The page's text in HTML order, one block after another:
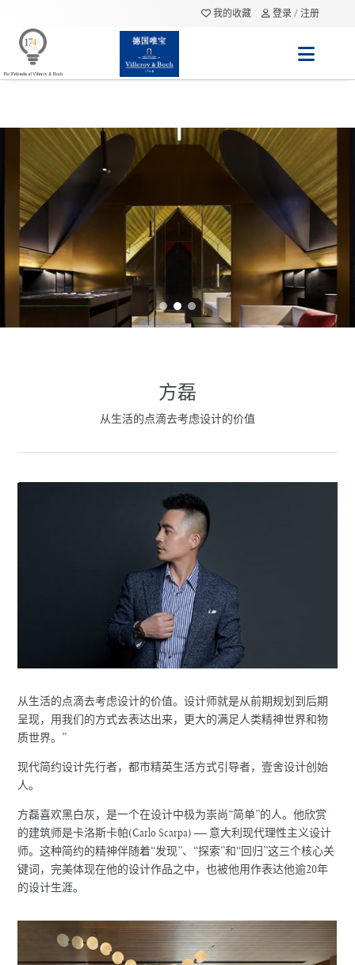
我的收藏 登录 / 注册
方磊
从生活的点滴去考虑设计的价值
从生活的点滴去考虑设计的价值。设计师就是从前期规划到后期
呈现，用我们的方式去表达出来，更大的满足人类精神世界和物
质世界。”
现代简约设计先行者，都市精英生活方式引导者，壹舍设计创始
人。
方磊喜欢黑白灰，是一个在设计中极为崇尚“简单”的人。他欣赏
的建筑师是卡洛斯卡帕(Carlo Scarpa) —— 意大利现代理性主义设计
师。这种简约的精神伴随着“发现”、“探索”和“回归”这三个核心关
键词，完美体现在他的设计作品之中，也被他用作表达他逾20年
的设计生涯。